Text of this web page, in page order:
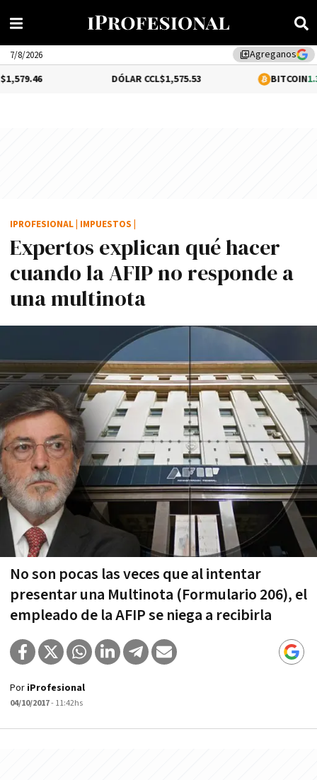
library_addAgreganos
7/8/2026
$1,575.53 1.36%
Expertos explican qué hacer
cuando la AFIP no responde a
una multinota
No son pocas las veces que al intentar
presentar una Multinota (Formulario 206), el
empleado de la AFIP se niega a recibirla
IPROFESIONAL IMPUESTOS
Por iProfesional
04/10/2017- 11:42hs